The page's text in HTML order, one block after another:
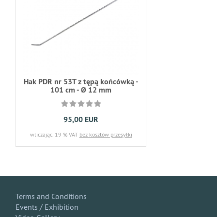
Hak PDR nr 53T z tępą końcówką -
101 cm - Ø 12 mm
95,00 EUR
wliczając. 19 % VAT bez kosztów przesyłki
Terms and Conditions
Events / Exhibition